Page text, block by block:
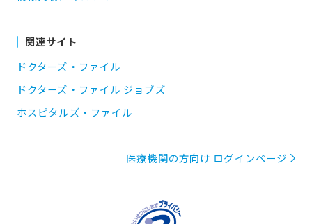
関連サイト
ドクターズ・ファイル
ドクターズ・ファイル ジョブズ
ホスピタルズ・ファイル
医療機関の方向け ログインページ